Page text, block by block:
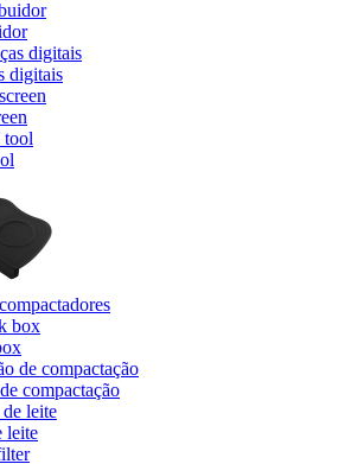
digitais
compactação
leite